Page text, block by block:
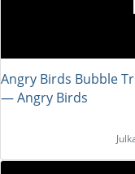
Angry Birds Bubble
― Angry Birds